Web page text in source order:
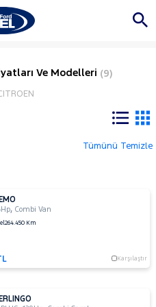
Ve Modelleri (9)
Tümünü Temizle
,Combi Van
264.450 Km
Karşılaştır